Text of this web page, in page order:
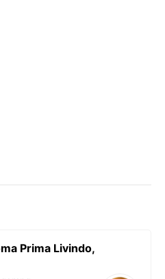
Prima Livindo,